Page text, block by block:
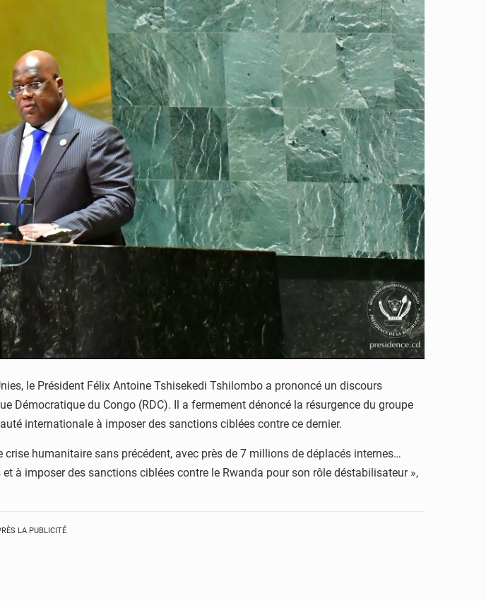
le Président Félix Antoine Tshisekedi Tshilombo a prononcé un discours
Démocratique du Congo (RDC). Il a fermement dénoncé la résurgence du groupe
internationale à imposer des sanctions ciblées contre ce dernier.
humanitaire sans précédent, avec près de 7 millions de déplacés internes…
à imposer des sanctions ciblées contre le Rwanda pour son rôle déstabilisateur »,
LA PUBLICITÉ